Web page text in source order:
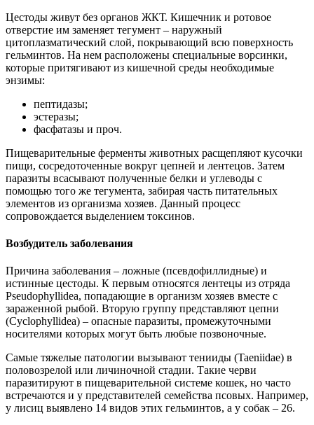
Цестоды живут без органов ЖКТ. Кишечник и ротовое
отверстие им заменяет тегумент – наружный
цитоплазматический слой, покрывающий всю поверхность
гельминтов. На нем расположены специальные ворсинки,
которые притягивают из кишечной среды необходимые
энзимы:
пептидазы;
эстеразы;
фасфатазы и проч.
Пищеварительные ферменты животных расщепляют кусочки
пищи, сосредоточенные вокруг цепней и лентецов. Затем
паразиты всасывают полученные белки и углеводы с
помощью того же тегумента, забирая часть питательных
элементов из организма хозяев. Данный процесс
сопровождается выделением токсинов.
Возбудитель заболевания
Причина заболевания – ложные (псевдофиллидные) и
истинные цестоды. К первым относятся лентецы из отряда
Pseudophyllidea, попадающие в организм хозяев вместе с
зараженной рыбой. Вторую группу представляют цепни
(Cyclophyllidea) – опасные паразиты, промежуточными
носителями которых могут быть любые позвоночные.
Самые тяжелые патологии вызывают тенииды (Taeniidae) в
половозрелой или личиночной стадии. Такие черви
паразитируют в пищеварительной системе кошек, но часто
встречаются и у представителей семейства псовых. Например,
у лисиц выявлено 14 видов этих гельминтов, а у собак – 26.